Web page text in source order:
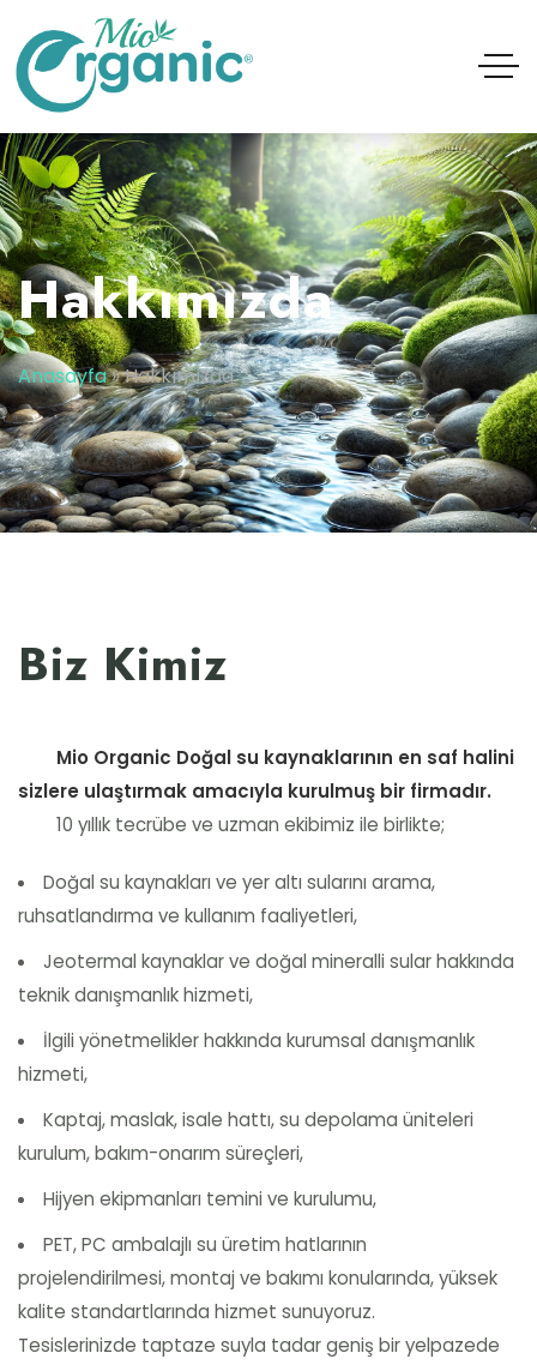
Hakkımızda
Anasayfa»Hakkımızda
Biz Kimiz
Mio Organic Doğal su kaynaklarının en saf halini
sizlere ulaştırmak amacıyla kurulmuş bir firmadır.
10 yıllık tecrübe ve uzman ekibimiz ile birlikte;
Doğal su kaynakları ve yer altı sularını arama,
ruhsatlandırma ve kullanım faaliyetleri,
Jeotermal kaynaklar ve doğal mineralli sular hakkında
teknik danışmanlık hizmeti,
İlgili yönetmelikler hakkında kurumsal danışmanlık
hizmeti,
Kaptaj, maslak, isale hattı, su depolama üniteleri
kurulum, bakım-onarım süreçleri,
Hijyen ekipmanları temini ve kurulumu,
PET, PC ambalajlı su üretim hatlarının
projelendirilmesi, montaj ve bakımı konularında, yüksek
kalite standartlarında hizmet sunuyoruz.
Tesislerinizde taptaze suyla tadar geniş bir yelpazede